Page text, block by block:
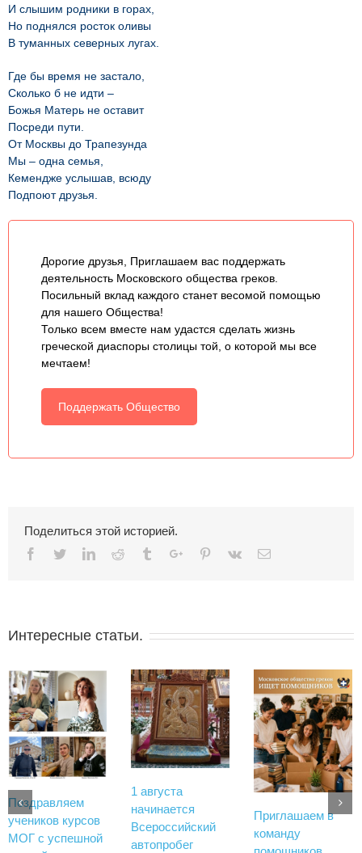
И слышим родники в горах,
Но поднялся росток оливы
В туманных северных лугах.
Где бы время не застало,
Сколько б не идти –
Божья Матерь не оставит
Посреди пути.
От Москвы до Трапезунда
Мы – одна семья,
Кемендже услышав, всюду
Подпоют друзья.
Дорогие друзья, Приглашаем вас поддержать
деятельность Московского общества греков.
Посильный вклад каждого станет весомой помощью
для нашего Общества!
Только всем вместе нам удастся сделать жизнь
греческой диаспоры столицы той, о которой мы все
мечтаем!
Поддержать Общество
Поделиться этой историей.
Facebook
TwitterLinkedinReddit TumblrGoogle+Pinterest
Vk Email
Интересные статьи.
Поздравляем
учеников курсов
МОГ с успешной
1 августа
начинается
Всероссийский
автопробег
Приглашаем в
команду